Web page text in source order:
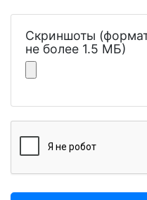
Скриншоты
не более 1.5 МБ)